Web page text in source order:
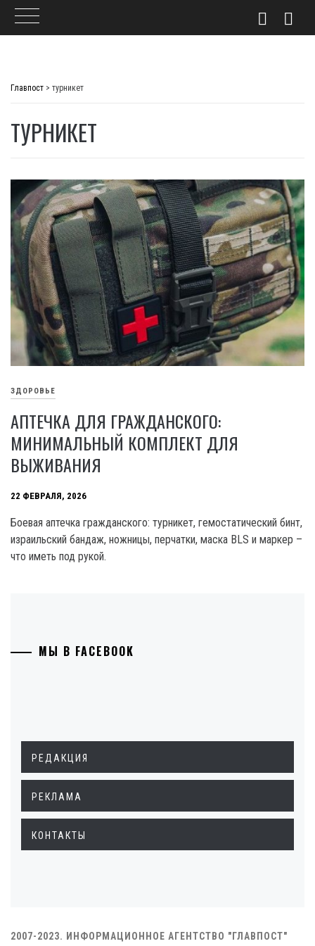
Главпост > турникет
ТУРНИКЕТ
ЗДОРОВЬЕ
АПТЕЧКА ДЛЯ ГРАЖДАНСКОГО:
МИНИМАЛЬНЫЙ КОМПЛЕКТ ДЛЯ
ВЫЖИВАНИЯ
22 ФЕВРАЛЯ, 2026
Боевая аптечка гражданского: турникет, гемостатический бинт,
израильский бандаж, ножницы, перчатки, маска BLS и маркер –
что иметь под рукой.
МЫ В FACEBOOK
РЕДАКЦИЯ
РЕКЛАМА
КОНТАКТЫ
2007-2023. ИНФОРМАЦИОННОЕ АГЕНТСТВО "ГЛАВПОСТ"